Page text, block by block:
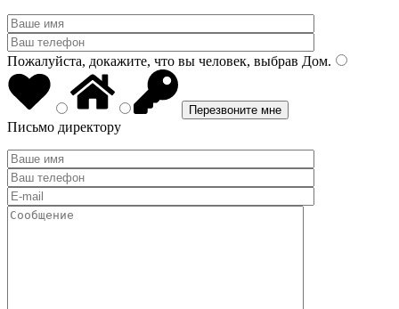
Пожалуйста, докажите, что вы человек, выбрав Дом.
Письмо директору